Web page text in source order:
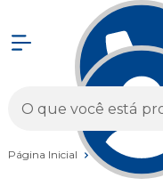
Página Inicial Vestuários